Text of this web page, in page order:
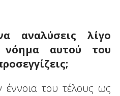
αναλύσεις λίγο
νόημα αυτού του
έννοια του τέλους ως